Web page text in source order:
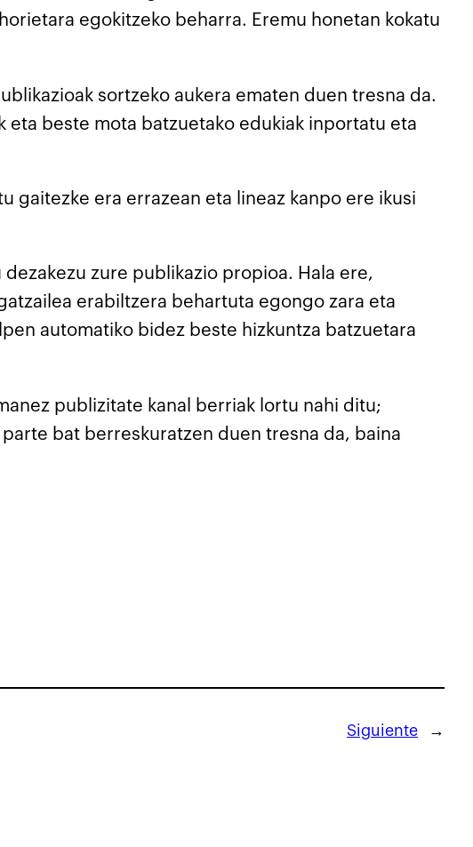
egokitzeko beharra. Eremu honetan kokatu
sortzeko aukera ematen duen tresna da.
eta beste mota batzuetako edukiak inportatu eta
gaitezke era errazean eta lineaz kanpo ere ikusi
zure publikazio propioa. Hala ere,
erabiltzera behartuta egongo zara eta
automatiko bidez beste hizkuntza batzuetara
publizitate kanal berriak lortu nahi ditu;
bat berreskuratzen duen tresna da, baina
Siguiente →